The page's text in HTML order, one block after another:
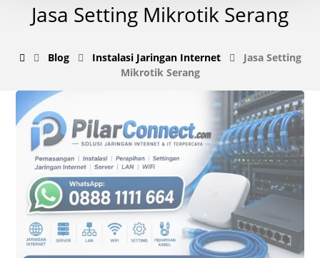
Jasa Setting Mikrotik Serang
Blog Instalasi Jaringan Internet
Jasa Setting
Mikrotik Serang